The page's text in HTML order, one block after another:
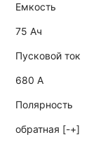
Емкость
75 Ач
Пусковой ток
680 А
Полярность
обратная [-+]